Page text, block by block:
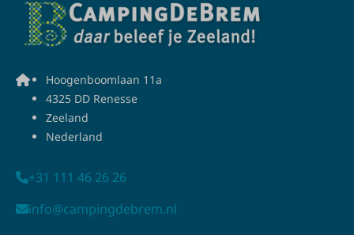
Hoogenboomlaan 11a
4325 DD Renesse
Zeeland
Nederland
+31 111 46 26 26
info@campingdebrem.nl